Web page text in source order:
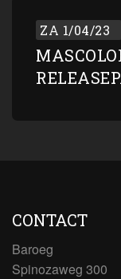
ZA 1/04/23
CONTACT
Baroeg
Spinozaweg 300